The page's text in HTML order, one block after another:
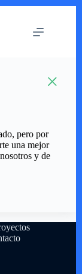
pero por
una mejor
y de